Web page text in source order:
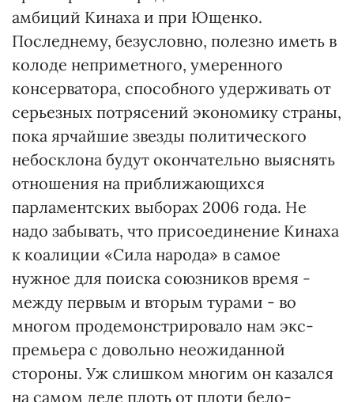
амбиций Кинаха и при Ющенко.
Последнему, безусловно, полезно иметь в
колоде неприметного, умеренного
консерватора, способного удерживать от
серьезных потрясений экономику страны,
пока ярчайшие звезды политического
небосклона будут окончательно выяснять
отношения на приближающихся
парламентских выборах 2006 года. Не
надо забывать, что присоединение Кинаха
к коалиции «Сила народа» в самое
нужное для поиска союзников время -
между первым и вторым турами - во
многом продемонстрировало нам экс-
премьера с довольно неожиданной
стороны. Уж слишком многим он казался
на самом деле плоть от плоти бело-